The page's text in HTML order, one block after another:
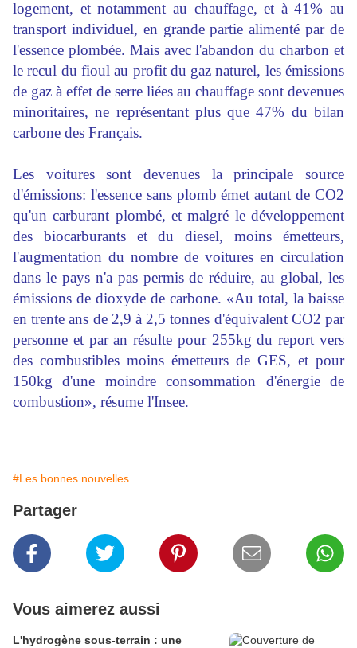
logement, et notamment au chauffage, et à 41% au
transport individuel, en grande partie alimenté par de
l'essence plombée. Mais avec l'abandon du charbon et
le recul du fioul au profit du gaz naturel, les émissions
de gaz à effet de serre liées au chauffage sont devenues
minoritaires, ne représentant plus que 47% du bilan
carbone des Français.
Les voitures sont devenues la principale source
d'émissions: l'essence sans plomb émet autant de CO2
qu'un carburant plombé, et malgré le développement
des biocarburants et du diesel, moins émetteurs,
l'augmentation du nombre de voitures en circulation
dans le pays n'a pas permis de réduire, au global, les
émissions de dioxyde de carbone. «Au total, la baisse
en trente ans de 2,9 à 2,5 tonnes d'équivalent CO2 par
personne et par an résulte pour 255kg du report vers
des combustibles moins émetteurs de GES, et pour
150kg d'une moindre consommation d'énergie de
combustion», résume l'Insee.
#Les bonnes nouvelles
Partager
Vous aimerez aussi
L'hydrogène sous-terrain : une